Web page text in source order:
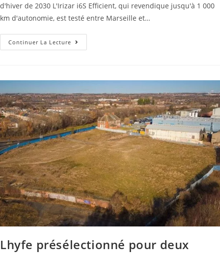
d'hiver de 2030 L'Irizar i6S Efficient, qui revendique jusqu'à 1 000
km d'autonomie, est testé entre Marseille et…
Continuer La Lecture
Lhyfe présélectionné pour deux